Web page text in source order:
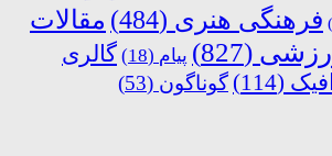
فرهنگی هنری (484)
مقالات
(827) پیام (18)
گالری
(114) گوناگون (53)